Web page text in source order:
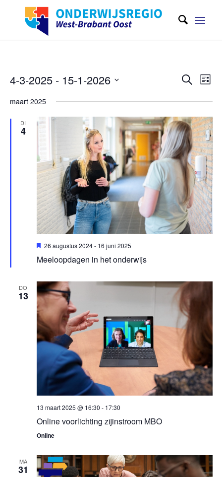
Zoeken
Lijst
4-3-2025 - 15-1-2026
datum
maart 2025
DI
4
Uitgelicht
26 augustus 2024- 16 juni 2025
Meeloopdagen in het onderwijs
DO
13
13 maart 2025 @ 16:30 - 17:30
Online voorlichting zijinstroom MBO
Online
MA
31